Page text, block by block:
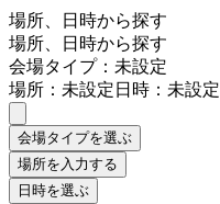
場所、日時から探す
場所、日時から探す
会場タイプ：未設定
場所：未設定日時：未設定
会場タイプを選ぶ
場所を入力する
日時を選ぶ